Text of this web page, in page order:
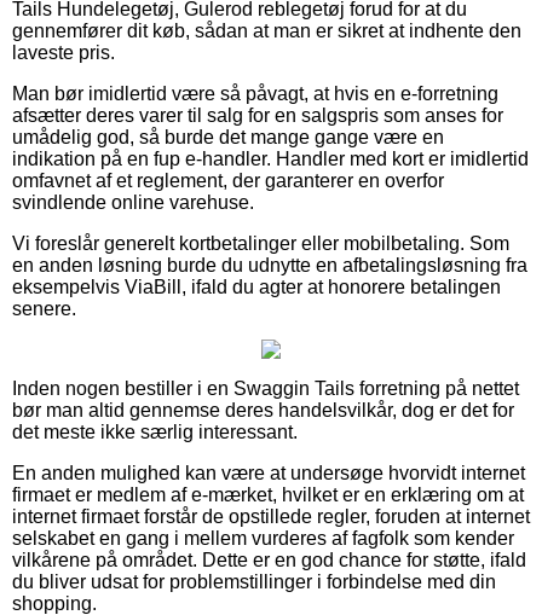
Tails Hundelegetøj, Gulerod reblegetøj forud for at du
gennemfører dit køb, sådan at man er sikret at indhente den
laveste pris.
Man bør imidlertid være så påvagt, at hvis en e-forretning
afsætter deres varer til salg for en salgspris som anses for
umådelig god, så burde det mange gange være en
indikation på en fup e-handler. Handler med kort er imidlertid
omfavnet af et reglement, der garanterer en overfor
svindlende online varehuse.
Vi foreslår generelt kortbetalinger eller mobilbetaling. Som
en anden løsning burde du udnytte en afbetalingsløsning fra
eksempelvis ViaBill, ifald du agter at honorere betalingen
senere.
Inden nogen bestiller i en Swaggin Tails forretning på nettet
bør man altid gennemse deres handelsvilkår, dog er det for
det meste ikke særlig interessant.
En anden mulighed kan være at undersøge hvorvidt internet
firmaet er medlem af e-mærket, hvilket er en erklæring om at
internet firmaet forstår de opstillede regler, foruden at internet
selskabet en gang i mellem vurderes af fagfolk som kender
vilkårene på området. Dette er en god chance for støtte, ifald
du bliver udsat for problemstillinger i forbindelse med din
shopping.